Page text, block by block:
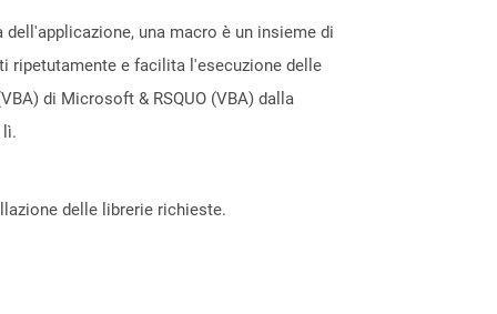
una macro è un insieme di
ripetutamente e facilita l'esecuzione delle
di Microsoft & RSQUO (VBA) dalla
lì.
delle librerie richieste.